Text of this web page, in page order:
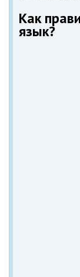
Как
язык?